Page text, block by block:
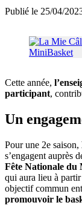
Publié le 25/04/
Cette année,
participant,
Un
Pour une 2e saison,
s’engagent auprès
Fête Nationale du
qui aura lieu à
objectif commun
promouvoir le